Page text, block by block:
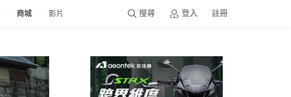
商城 影片 登入 註冊
搜尋